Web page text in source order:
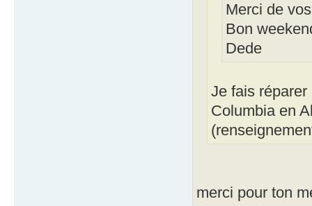
Merci de
Bon
Dede
Je fais
Columbia en
merci pour ton